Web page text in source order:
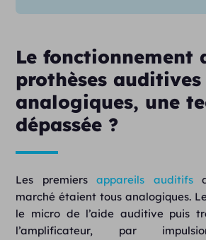
Le fonctionnement
prothèses auditives
analogiques, une
dépassée ?
Les premiersappareils auditifs
marché étaient tous analogiques.
le micro de l’aide auditive puis
l’amplificateur, par